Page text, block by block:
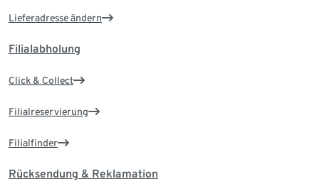
Lieferadresse ändern
Filialabholung
Click & Collect
Filialreservierung
Filialfinder
Rücksendung & Reklamation